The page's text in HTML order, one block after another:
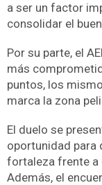
a ser un factor
consolidar el
Por su parte, el
más
puntos, los
marca la zona
El duelo se
oportunidad para
fortaleza frente a
Además, el